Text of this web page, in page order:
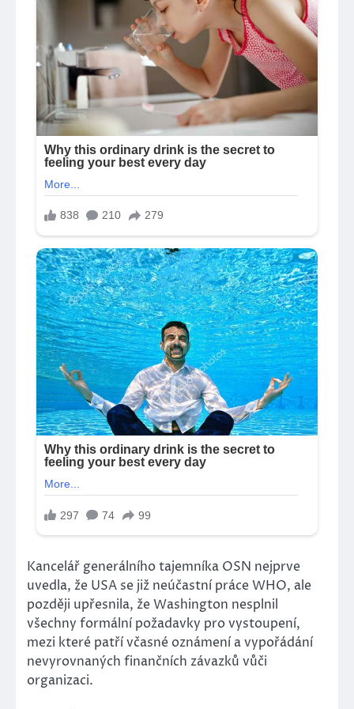
Kancelář generálního tajemníka OSN nejprve
uvedla, že USA se již neúčastní práce WHO, ale
později upřesnila, že Washington nesplnil
všechny formální požadavky pro vystoupení,
mezi které patří včasné oznámení a vypořádání
nevyrovnaných finančních závazků vůči
organizaci.